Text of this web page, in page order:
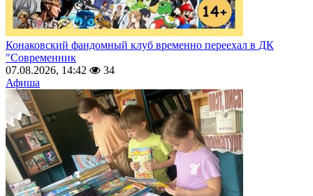
Конаковский фандомный клуб временно переехал в ДК
"Современник
07.08.2026, 14:42
34
Афиша